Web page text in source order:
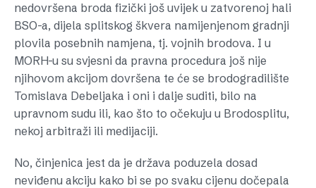
nedovršena broda fizički još uvijek u zatvorenoj hali
BSO-a, dijela splitskog škvera namijenjenom gradnji
plovila posebnih namjena, tj. vojnih brodova. I u
MORH-u su svjesni da pravna procedura još nije
njihovom akcijom dovršena te će se brodogradilište
Tomislava Debeljaka i oni i dalje suditi, bilo na
upravnom sudu ili, kao što to očekuju u Brodosplitu,
nekoj arbitraži ili medijaciji.
No, činjenica jest da je država poduzela dosad
neviđenu akciju kako bi se po svaku cijenu dočepala